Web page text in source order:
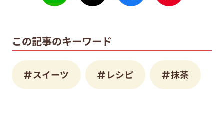
この記事のキーワード
スイーツ レシピ 抹茶